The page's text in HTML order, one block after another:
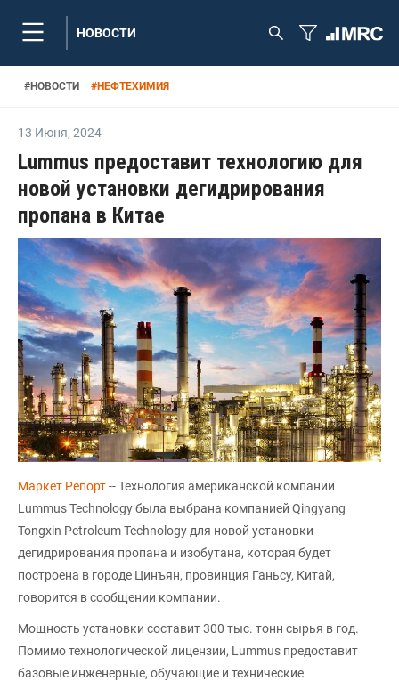
НОВОСТИ
#НОВОСТИ #НЕФТЕХИМИЯ
13 Июня, 2024
Lummus предоставит технологию для
новой установки дегидрирования
пропана в Китае
Маркет Репорт-- Технология американской компании
Lummus Technology была выбрана компанией Qingyang
Tongxin Petroleum Technology для новой установки
дегидрирования пропана и изобутана, которая будет
построена в городе Цинъян, провинция Ганьсу, Китай,
говорится в сообщении компании.
Мощность установки составит 300 тыс. тонн сырья в год.
Помимо технологической лицензии, Lummus предоставит
базовые инженерные, обучающие и технические